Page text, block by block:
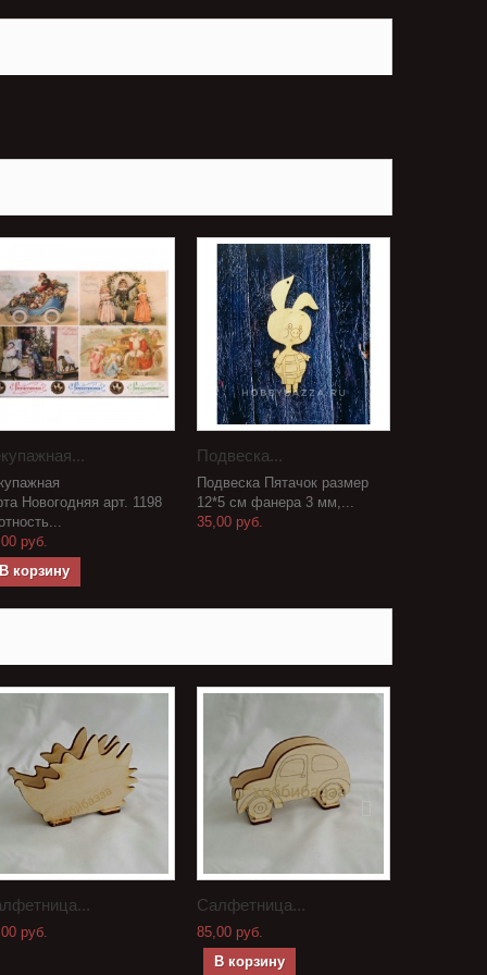
Новогодняя арт. 1198
руб.
В корзину
Подвеска...
Подвеска Пятачок размер
12*5 см фанера 3 мм,...
35,00 руб.
руб.
Салфетница...
85,00 руб.
В корзину